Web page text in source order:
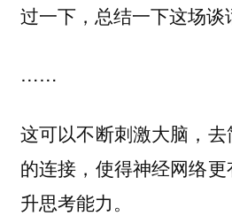
过一下，总结一下这场谈
……
这可以不断刺激大脑，
的连接，使得神经网络
升思考能力。